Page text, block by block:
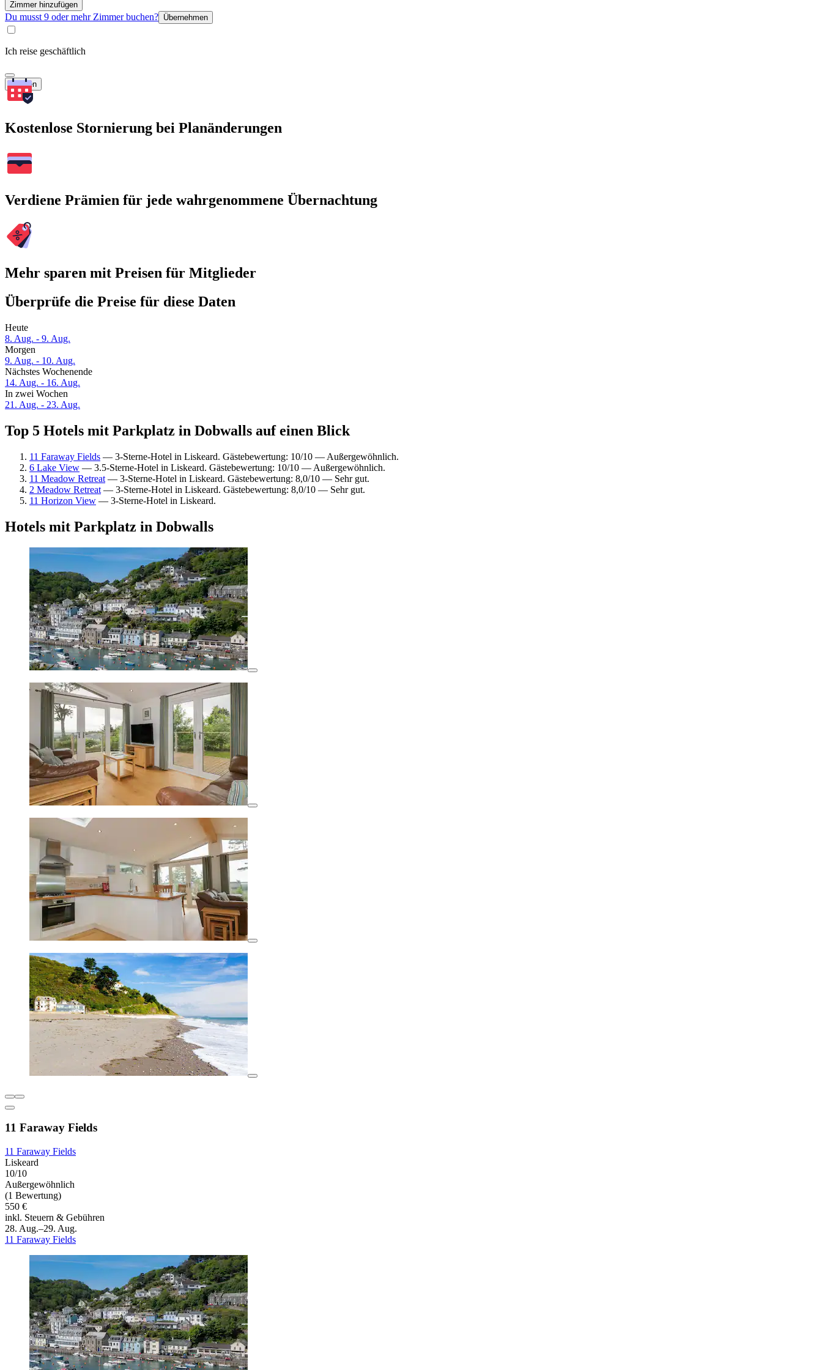
Zimmer hinzufügen
Du musst 9 oder mehr Zimmer buchen? Übernehmen
Ich reise geschäftlich
Suchen
Kostenlose Stornierung bei Planänderungen
Verdiene Prämien für jede wahrgenommene Übernachtung
Mehr sparen mit Preisen für Mitglieder
Überprüfe die Preise für diese Daten
Heute
8. Aug. - 9. Aug.
Morgen
9. Aug. - 10. Aug.
Nächstes Wochenende
14. Aug. - 16. Aug.
In zwei Wochen
21. Aug. - 23. Aug.
Top 5 Hotels mit Parkplatz in Dobwalls auf einen Blick
11 Faraway Fields — 3-Sterne-Hotel in Liskeard. Gästebewertung: 10/10 — Außergewöhnlich.
6 Lake View — 3.5-Sterne-Hotel in Liskeard. Gästebewertung: 10/10 — Außergewöhnlich.
11 Meadow Retreat — 3-Sterne-Hotel in Liskeard. Gästebewertung: 8,0/10 — Sehr gut.
2 Meadow Retreat — 3-Sterne-Hotel in Liskeard. Gästebewertung: 8,0/10 — Sehr gut.
11 Horizon View — 3-Sterne-Hotel in Liskeard.
Hotels mit Parkplatz in Dobwalls
11 Faraway Fields
11 Faraway Fields
Liskeard
10/10
Außergewöhnlich
(1 Bewertung)
550 €
inkl. Steuern & Gebühren
28. Aug.–29. Aug.
11 Faraway Fields